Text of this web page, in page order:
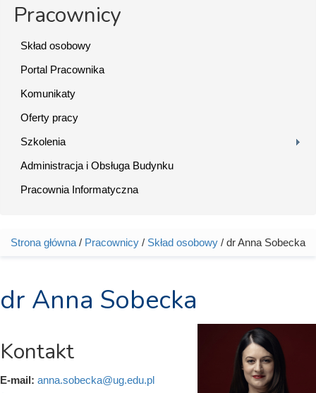
Pracownicy
Skład osobowy
Portal Pracownika
Komunikaty
Oferty pracy
Szkolenia
Administracja i Obsługa Budynku
Pracownia Informatyczna
Jesteś tutaj
Strona główna / Pracownicy / Skład osobowy / dr Anna Sobecka
dr Anna Sobecka
Kontakt
E-mail: anna.sobecka@ug.edu.pl